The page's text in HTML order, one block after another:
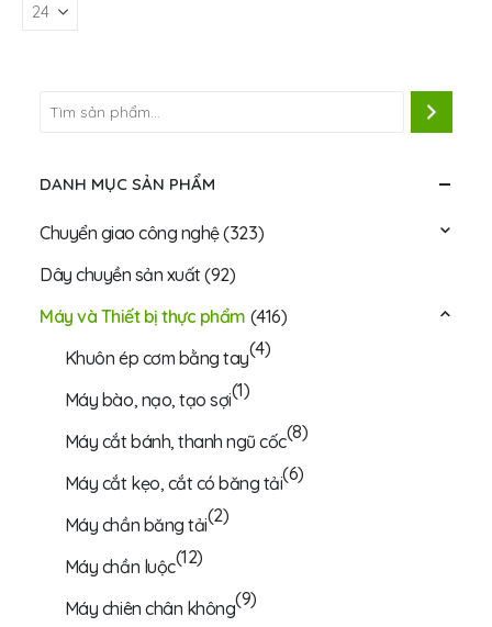
DANH MỤC SẢN PHẨM
Chuyển giao công nghệ(323)
Dây chuyền sản xuất(92)
Máy và Thiết bị thực phẩm (416)
Khuôn ép cơm bằng tay(4)
Máy bào, nạo, tạo sợi(1)
Máy cắt bánh, thanh ngũ cốc(8)
Máy cắt kẹo, cắt có băng tải(6)
Máy chần băng tải(2)
Máy chần luộc(12)
Máy chiên chân không(9)